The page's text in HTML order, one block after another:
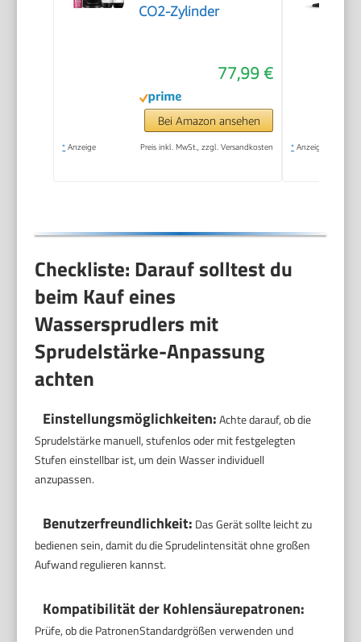
CO2-Zylinder
77,99 €
Bei Amazon ansehen
* Anzeige Preis inkl. MwSt., zzgl. Versandkosten * Anzeige
Checkliste: Darauf solltest du
beim Kauf eines
Wassersprudlers mit
Sprudelstärke-Anpassung
achten
Einstellungsmöglichkeiten:Achte darauf, ob die
Sprudelstärke manuell, stufenlos oder mit festgelegten
Stufen einstellbar ist, um dein Wasser individuell
anzupassen.
Benutzerfreundlichkeit: Das Gerät sollte leicht zu
bedienen sein, damit du die Sprudelintensität ohne großen
Aufwand regulieren kannst.
Kompatibilität der Kohlensäurepatronen:
Prüfe, ob die PatronenStandardgrößen verwenden und